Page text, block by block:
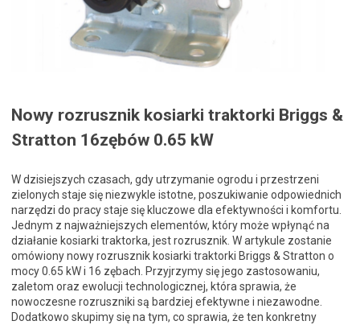
Nowy rozrusznik kosiarki traktorki Briggs &
Stratton 16zębów 0.65 kW
W dzisiejszych czasach, gdy utrzymanie ogrodu i przestrzeni
zielonych staje się niezwykle istotne, poszukiwanie odpowiednich
narzędzi do pracy staje się kluczowe dla efektywności i komfortu.
Jednym z najważniejszych elementów, który może wpłynąć na
działanie kosiarki traktorka, jest rozrusznik. W artykule zostanie
omówiony nowy rozrusznik kosiarki traktorki Briggs & Stratton o
mocy 0.65 kW i 16 zębach. Przyjrzymy się jego zastosowaniu,
zaletom oraz ewolucji technologicznej, która sprawia, że
nowoczesne rozruszniki są bardziej efektywne i niezawodne.
Dodatkowo skupimy się na tym, co sprawia, że ten konkretny